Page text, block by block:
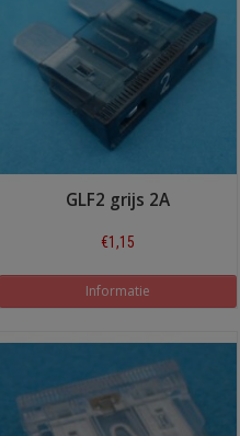
GLF2 grijs 2A
€1,15
Informatie